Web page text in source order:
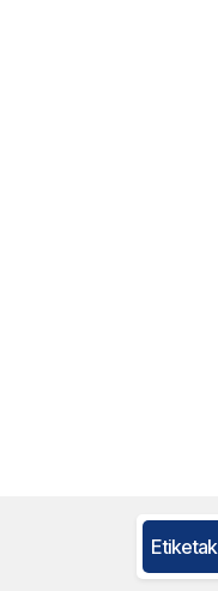
Etiketak